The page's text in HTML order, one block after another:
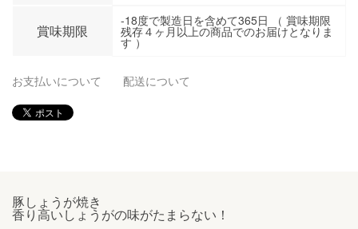
賞味期限
-18度で製造日を含めて365日 （ 賞味期限
残存４ヶ月以上の商品でのお届けとなりま
す ）
お支払いについて 配送について
豚しょうが焼き
香り高いしょうがの味がたまらない！